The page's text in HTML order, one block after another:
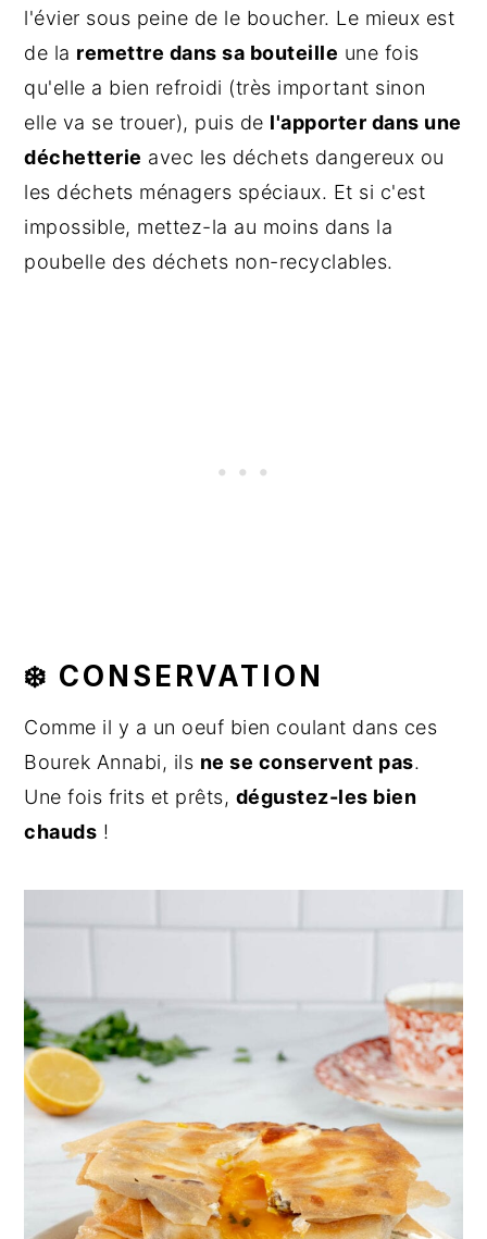
l'évier sous peine de le boucher. Le mieux est
de la remettre dans sa bouteille une fois
qu'elle a bien refroidi (très important sinon
elle va se trouer), puis de l'apporter dans une
déchetterie avec les déchets dangereux ou
les déchets ménagers spéciaux. Et si c'est
impossible, mettez-la au moins dans la
poubelle des déchets non-recyclables.
❄️ CONSERVATION
Comme il y a un oeuf bien coulant dans ces
Bourek Annabi, ils ne se conservent pas.
Une fois frits et prêts, dégustez-les bien
chauds !